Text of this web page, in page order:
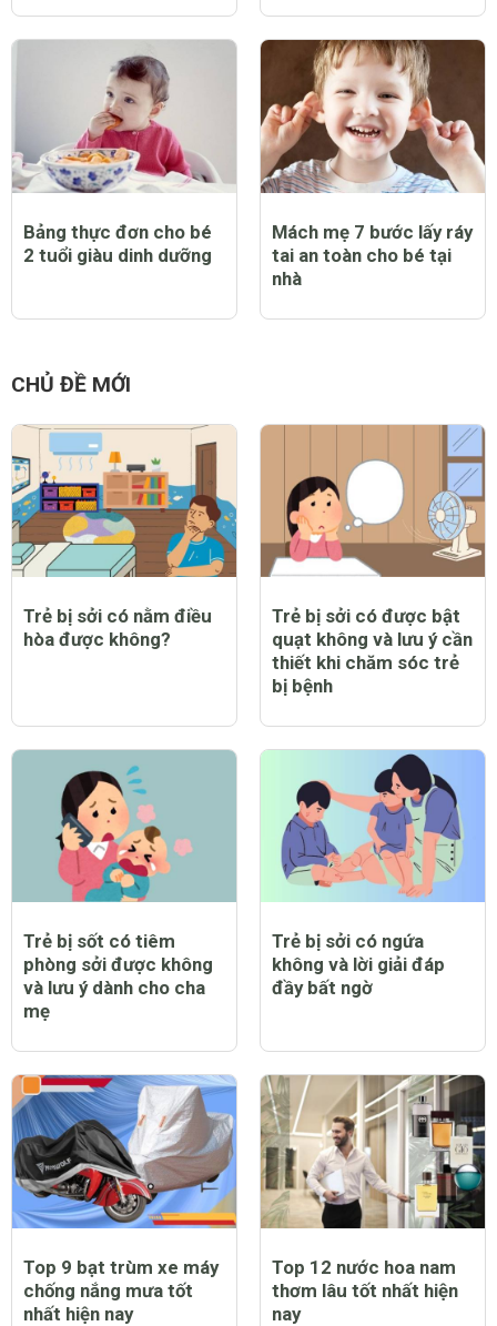
Bảng thực đơn cho bé
2 tuổi giàu dinh dưỡng
Mách mẹ 7 bước lấy ráy
tai an toàn cho bé tại
nhà
CHỦ ĐỀ MỚI
Trẻ bị sởi có nằm điều
hòa được không?
Trẻ bị sởi có được bật
quạt không và lưu ý cần
thiết khi chăm sóc trẻ
bị bệnh
Trẻ bị sốt có tiêm
phòng sởi được không
và lưu ý dành cho cha
mẹ
Trẻ bị sởi có ngứa
không và lời giải đáp
đầy bất ngờ
Top 9 bạt trùm xe máy
chống nắng mưa tốt
nhất hiện nay
Top 12 nước hoa nam
thơm lâu tốt nhất hiện
nay